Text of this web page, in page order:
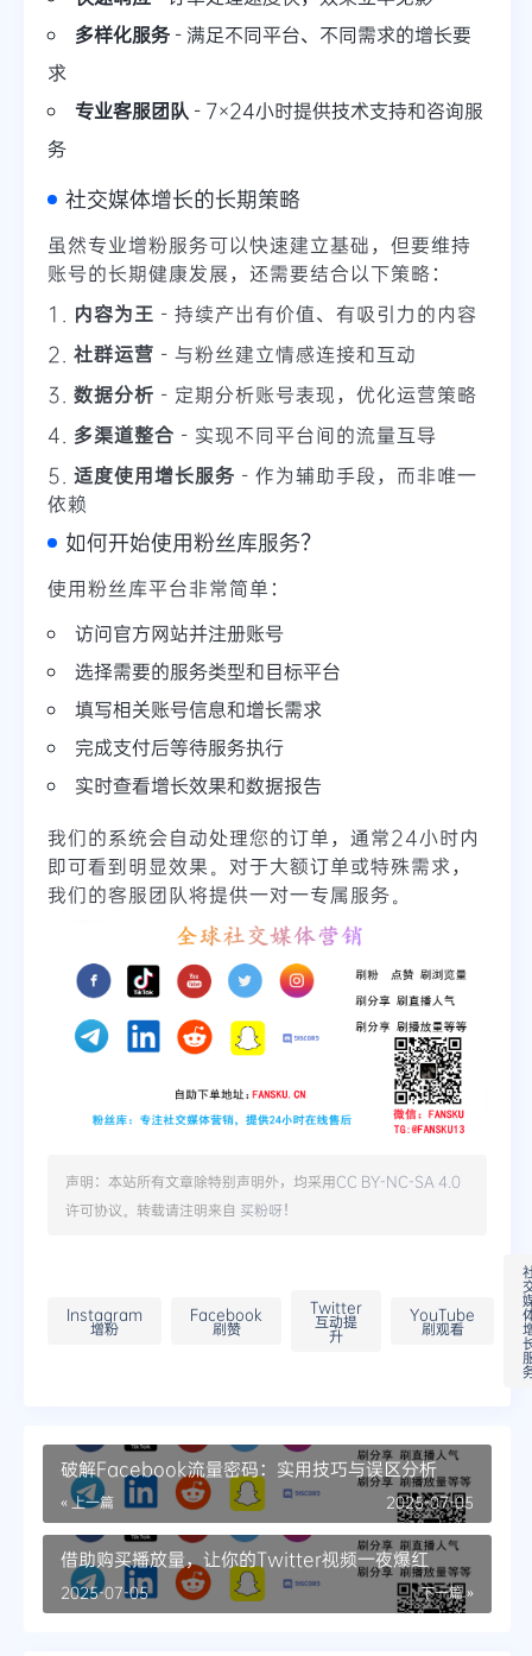
多样化服务 - 满足不同平台、不同需求的增长要
求
专业客服团队 - 7×24小时提供技术支持和咨询服
务
社交媒体增长的长期策略
虽然专业增粉服务可以快速建立基础，但要维持
账号的长期健康发展，还需要结合以下策略：
1. 内容为王 - 持续产出有价值、有吸引力的内容
2. 社群运营 - 与粉丝建立情感连接和互动
3. 数据分析 - 定期分析账号表现，优化运营策略
4. 多渠道整合 - 实现不同平台间的流量互导
5. 适度使用增长服务 - 作为辅助手段，而非唯一
依赖
如何开始使用粉丝库服务？
使用粉丝库平台非常简单：
访问官方网站并注册账号
选择需要的服务类型和目标平台
填写相关账号信息和增长需求
完成支付后等待服务执行
实时查看增长效果和数据报告
我们的系统会自动处理您的订单，通常24小时内
即可看到明显效果。对于大额订单或特殊需求，
我们的客服团队将提供一对一专属服务。
声明：本站所有文章除特别声明外，均采用CC BY-NC-SA 4.0
许可协议。转载请注明来自 买粉呀！
Instagram
增粉
Facebook
刷赞
Twitter
互动提
升
YouTube
刷观看
破解Facebook流量密码：实用技巧与误区分析
« 上一篇 2025-07-05
借助购买播放量，让你的Twitter视频一夜爆红
下一篇 »
2025-07-05